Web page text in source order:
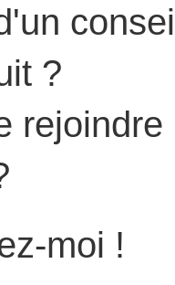
?
rejoindre
moi !